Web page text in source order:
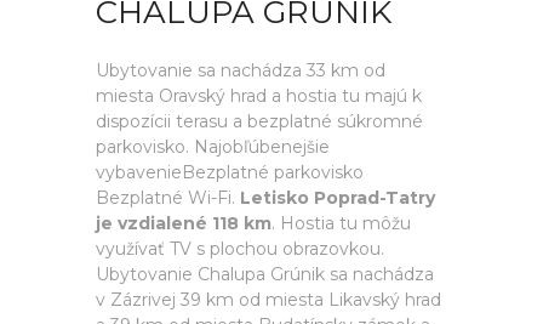
CHALUPA GRÚNIK
Ubytovanie sa nachádza 33 km od
miesta Oravský hrad a hostia tu majú k
dispozícii terasu a bezplatné súkromné
parkovisko. Najobľúbenejšie
vybavenieBezplatné parkovisko
Bezplatné Wi-Fi. Letisko Poprad-Tatry
je vzdialené 118 km. Hostia tu môžu
využívať TV s plochou obrazovkou.
Ubytovanie Chalupa Grúnik sa nachádza
v Zázrivej 39 km od miesta Likavský hrad